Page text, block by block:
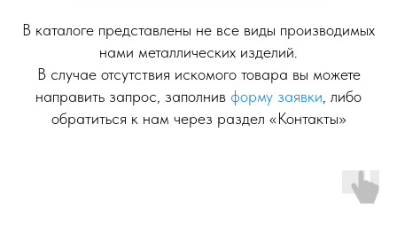
В каталоге представлены не все виды производимых
нами металлических изделий.
В случае отсутствия искомого товара вы можете
направить запрос, заполнив форму заявки, либо
обратиться к нам через раздел «Контакты»